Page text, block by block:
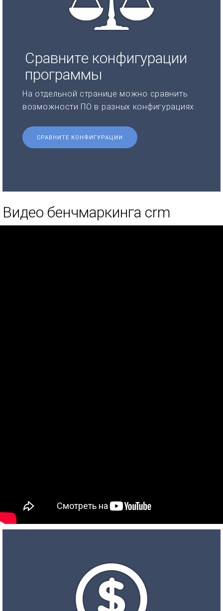
Сравните конфигурации
программы
На отдельной странице можно сравнить
возможности ПО в разных конфигурациях.
СРАВНИТЕ КОНФИГУРАЦИИ
Видео бенчмаркинга crm